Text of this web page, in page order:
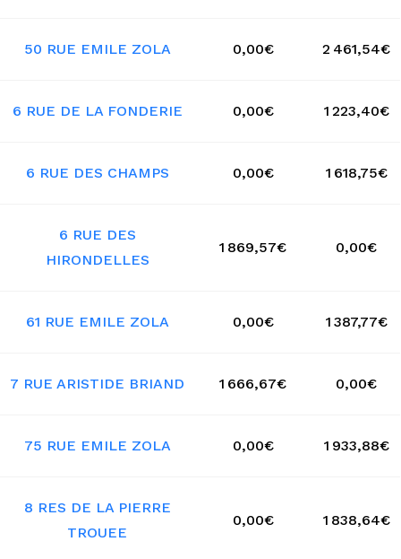
50 RUE EMILE ZOLA 0,00€ 2 461,54€
6 RUE DE LA FONDERIE 0,00€ 1 223,40€
6 RUE DES CHAMPS 0,00€ 1 618,75€
6 RUE DES
HIRONDELLES
1 869,57€ 0,00€
61 RUE EMILE ZOLA 0,00€ 1 387,77€
7 RUE ARISTIDE BRIAND 1 666,67€ 0,00€
75 RUE EMILE ZOLA 0,00€ 1 933,88€
8 RES DE LA PIERRE
TROUEE
0,00€ 1 838,64€